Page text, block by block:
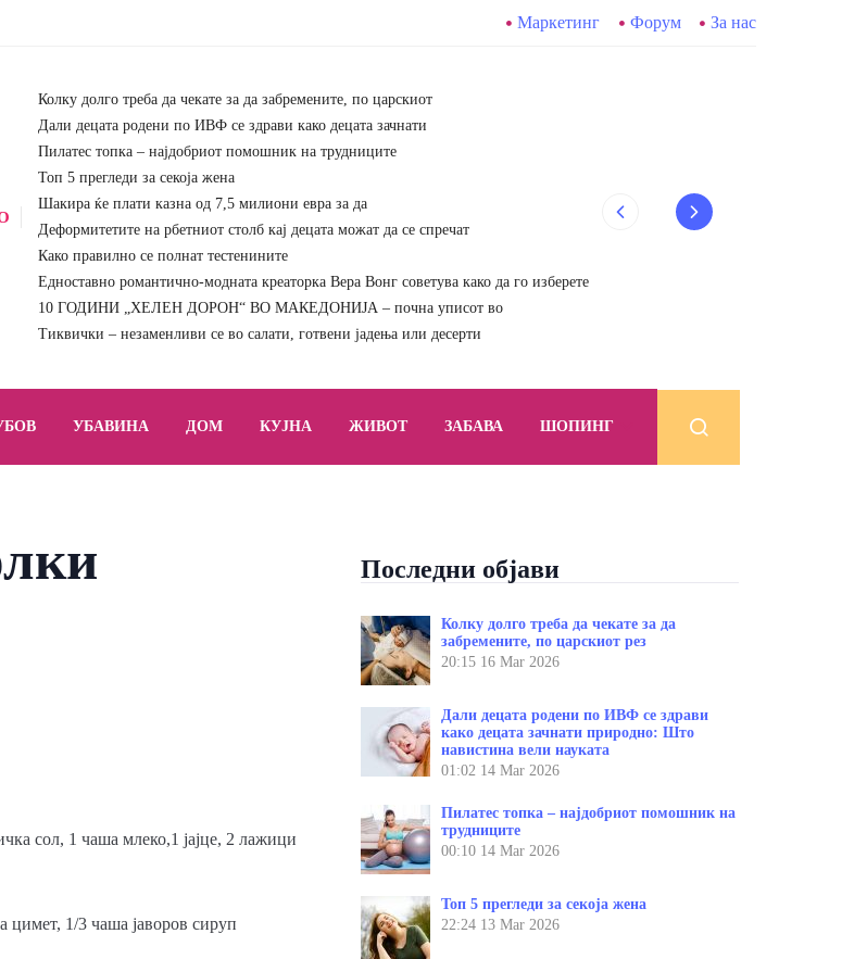
Маркетинг Форум За нас
Колку долго треба да чекате за да забремените, по царскиот
Дали децата родени по ИВФ се здрави како децата зачнати
Пилатес топка – најдобриот помошник на трудниците
Топ 5 прегледи за секоја жена
Шакира ќе плати казна од 7,5 милиони евра за да
Деформитетите на рбетниот столб кај децата можат да се спречат
Како правилно се полнат тестенините
Едноставно романтично-модната креаторка Вера Вонг советува како да го изберете
10 ГОДИНИ „ХЕЛЕН ДОРОН“ ВО МАКЕДОНИЈА – почна уписот во
Тиквички – незаменливи се во салати, готвени јадења или десерти
УБАВИНА ДОМ КУЈНА ЖИВОТ ЗАБАВА ШОПИНГ
сол, 1 чаша млеко,1 јајце, 2 лажици
цимет, 1/3 чаша јаворов сируп
Последни објави
Колку долго треба да чекате за да
забремените, по царскиот рез
20:15 16 Mar 2026
Дали децата родени по ИВФ се здрави
како децата зачнати природно: Што
навистина вели науката
01:02 14 Mar 2026
Пилатес топка – најдобриот помошник на
трудниците
00:10 14 Mar 2026
Топ 5 прегледи за секоја жена
22:24 13 Mar 2026